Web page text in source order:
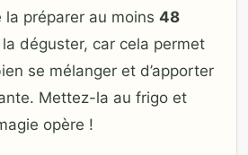
préparer au moins 48
déguster, car cela permet
se mélanger et d’apporter
Mettez-la au frigo et
opère !